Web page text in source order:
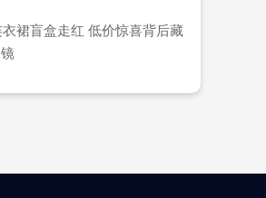
裙盲盒走红 低价惊喜背后藏